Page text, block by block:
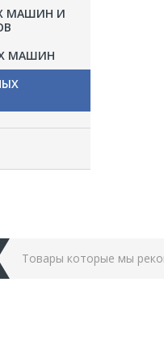
МАШИН И
МАШИН
Товары которые мы